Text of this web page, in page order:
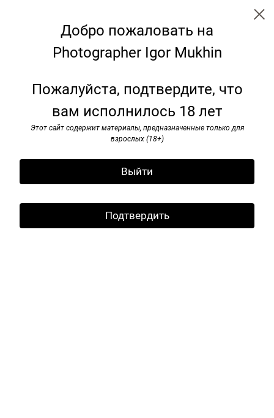
Добро пожаловать на
Photographer Igor Mukhin
Пожалуйста, подтвердите, что
вам исполнилось 18 лет
Этот сайт содержит материалы, предназначенные только для
взрослых (18+)
Выйти
Подтвердить
Paris. 1999